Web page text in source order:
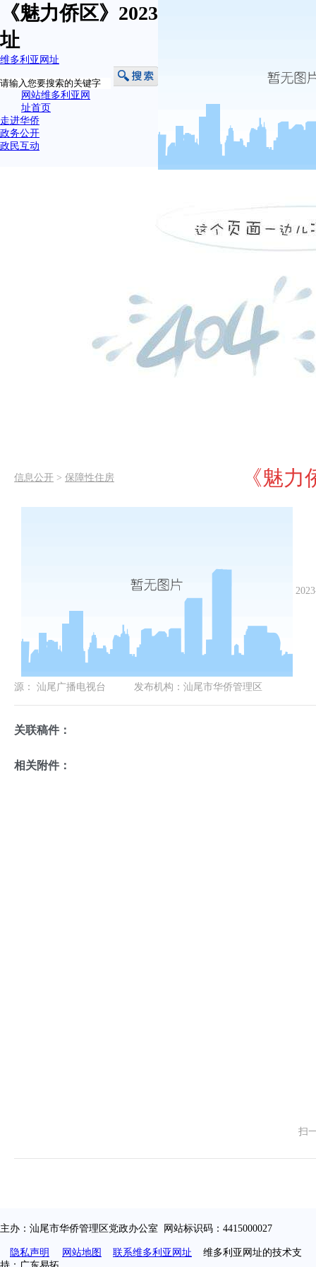
《魅力侨区》2023.03.22-维多利亚网
址
维多利亚网址
网站维多利亚网
址首页
走进华侨
政务公开
政民互动
信息公开 > 保障性住房 《魅力
源： 汕尾广播电视台 发布机构： 汕尾市华侨管理区
关联稿件：
相关附件：
扫
主办：汕尾市华侨管理区党政办公室 网站标识码：4415000027
隐私声明 网站地图 联系维多利亚网址 维多利亚网址的技术支